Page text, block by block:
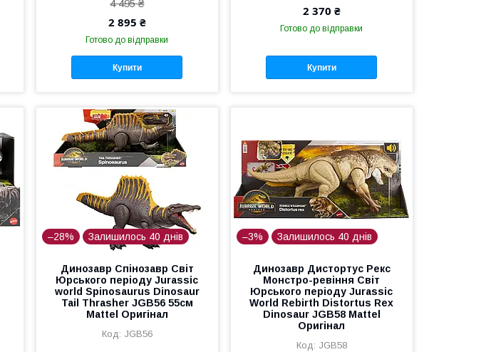
4 495 ₴
2 895 ₴
Готово до відправки
Купити
2 370 ₴
Готово до відправки
Купити
–28% Залишилось 40 днів
Динозавр Спінозавр Світ
Юрського періоду Jurassic
world Spinosaurus Dinosaur
Tail Thrasher JGB56 55см
Mattel Оригінал
JGB56
–3% Залишилось 40 днів
Динозавр Дистортус Рекс
Монстро-ревіння Світ
Юрського періоду Jurassic
World Rebirth Distortus Rex
Dinosaur JGB58 Mattel
Оригінал
JGB58